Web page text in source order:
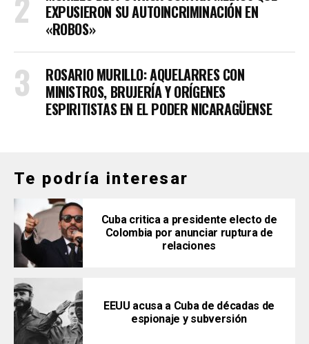
EXPUSIERON SU AUTOINCRIMINACIÓN EN
«ROBOS»
ROSARIO MURILLO: AQUELARRES CON
MINISTROS, BRUJERÍA Y ORÍGENES
ESPIRITISTAS EN EL PODER NICARAGÜENSE
Te podría interesar
Cuba critica a presidente electo de
Colombia por anunciar ruptura de
relaciones
EEUU acusa a Cuba de décadas de
espionaje y subversión